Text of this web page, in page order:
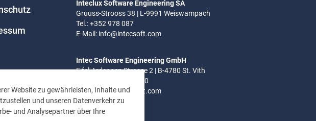
Website zu gewährleisten, Inhalte und
und unseren Datenverkehr zu
und Analysepartner über Ihre
Inteclux Software Engineering SA
Gruuss-Strooss 38 | L-9991 Weiswampach
Tel.: +352 978 087
E-Mail: info@intecsoft.com
Intec Software Engineering GmbH
Eifel-Ardennen Strasse 2 | B-4780 St. Vith
Tel.: +32 (0)80 280 080
E-Mail:info@intecsoft.com